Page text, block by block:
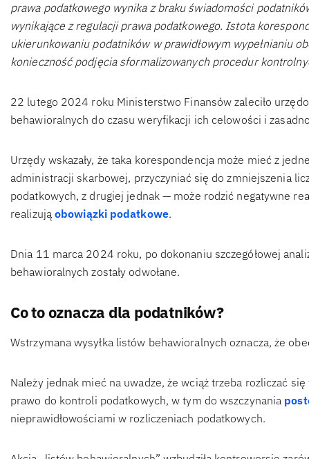
prawa podatkowego wynika z braku świadomości
wynikające z regulacji prawa podatkowego. Istota
ukierunkowaniu podatników w prawidłowym wypełnianiu
konieczność podjęcia sformalizowanych procedur
22 lutego 2024 roku Ministerstwo Finansów zaleciło
behawioralnych do czasu weryfikacji ich celowości i
Urzędy wskazały, że taka korespondencja może mieć z
administracji skarbowej, przyczyniać się do zmniejszenia
podatkowych, z drugiej jednak — może rodzić negatywne
realizują obowiązki podatkowe.
Dnia 11 marca 2024 roku, po dokonaniu szczegółowej
behawioralnych zostały odwołane.
Co to oznacza dla podatników?
Wstrzymana wysyłka listów behawioralnych oznacza, że
Należy jednak mieć na uwadze, że wciąż trzeba rozliczać
prawo do kontroli podatkowych, w tym do wszczynania
nieprawidłowościami w rozliczeniach podatkowych.